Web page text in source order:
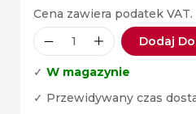
Cena zawiera podatek VAT.
Dodaj
✓ W magazynie
✓ Przewidywany czas